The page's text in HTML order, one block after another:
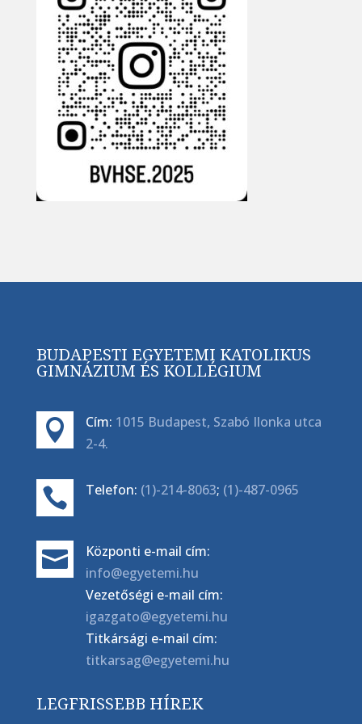
BUDAPESTI EGYETEMI KATOLIKUS
GIMNÁZIUM ÉS KOLLÉGIUM
 Cím: 1015 Budapest, Szabó Ilonka utca
2-4.
 Telefon: (1)-214-8063; (1)-487-0965

Központi e-mail cím:
info@egyetemi.hu
Vezetőségi e-mail cím:
igazgato@egyetemi.hu
Titkársági e-mail cím:
titkarsag@egyetemi.hu
LEGFRISSEBB HÍREK